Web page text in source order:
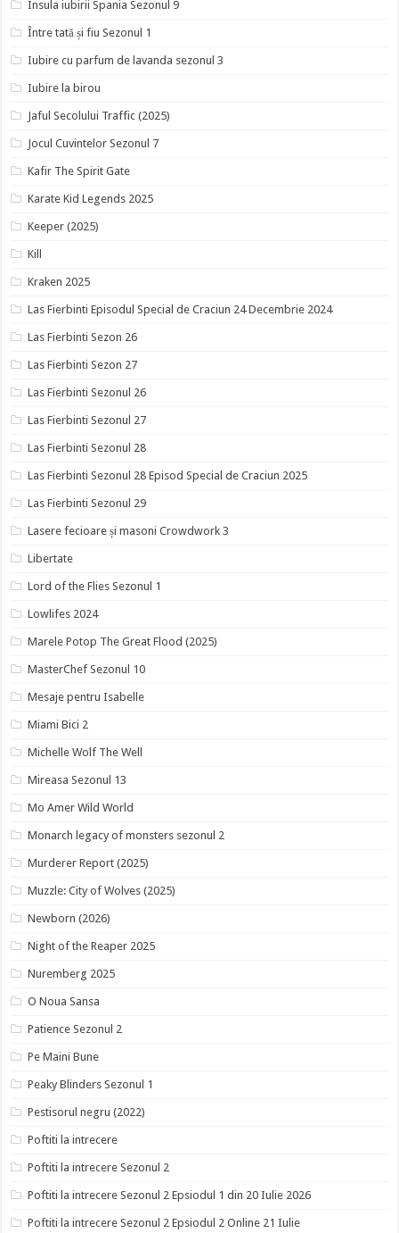
Insula iubirii Spania Sezonul 9
Între tată și fiu Sezonul 1
Iubire cu parfum de lavanda sezonul 3
Iubire la birou
Jaful Secolului Traffic (2025)
Jocul Cuvintelor Sezonul 7
Kafir The Spirit Gate
Karate Kid Legends 2025
Keeper (2025)
Kill
Kraken 2025
Las Fierbinti Episodul Special de Craciun 24 Decembrie 2024
Las Fierbinti Sezon 26
Las Fierbinti Sezon 27
Las Fierbinti Sezonul 26
Las Fierbinti Sezonul 27
Las Fierbinti Sezonul 28
Las Fierbinti Sezonul 28 Episod Special de Craciun 2025
Las Fierbinti Sezonul 29
Lasere fecioare și masoni Crowdwork 3
Libertate
Lord of the Flies Sezonul 1
Lowlifes 2024
Marele Potop The Great Flood (2025)
MasterChef Sezonul 10
Mesaje pentru Isabelle
Miami Bici 2
Michelle Wolf The Well
Mireasa Sezonul 13
Mo Amer Wild World
Monarch legacy of monsters sezonul 2
Murderer Report (2025)
Muzzle: City of Wolves (2025)
Newborn (2026)
Night of the Reaper 2025
Nuremberg 2025
O Noua Sansa
Patience Sezonul 2
Pe Maini Bune
Peaky Blinders Sezonul 1
Pestisorul negru (2022)
Poftiti la intrecere
Poftiti la intrecere Sezonul 2
Poftiti la intrecere Sezonul 2 Epsiodul 1 din 20 Iulie 2026
Poftiti la intrecere Sezonul 2 Epsiodul 2 Online 21 Iulie